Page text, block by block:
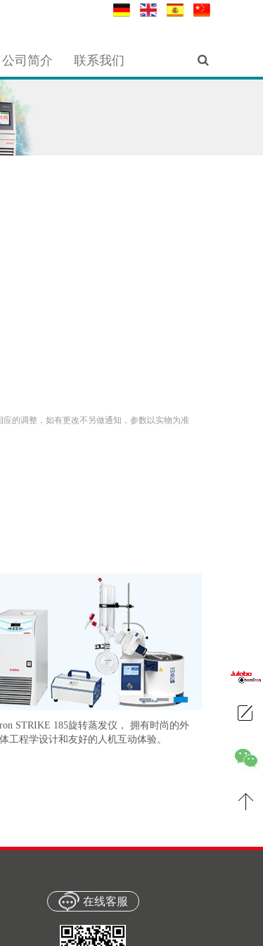
公司简介 联系我们
的调整，如有更改不另做通知，参数以实物为准
STRIKE 185旋转蒸发仪， 拥有时尚的外
工程学设计和友好的人机互动体验。
1 2
在线客服